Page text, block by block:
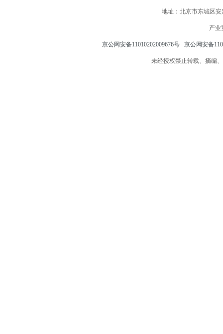
地址：北京市东城区
产业
京公网安备11010202009676号 京公网安备
未经授权禁止转载、摘编